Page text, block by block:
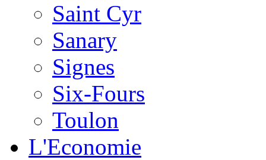
Saint Cyr
Sanary
Signes
Six-Fours
Toulon
L'Economie